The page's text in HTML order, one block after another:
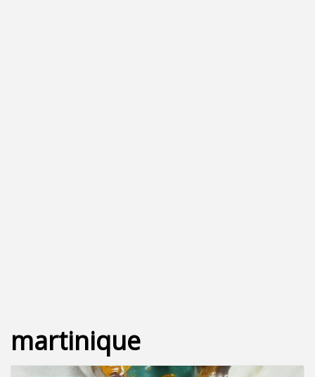
martinique